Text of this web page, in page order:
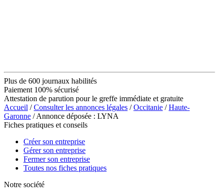
Plus de 600 journaux habilités
Paiement 100% sécurisé
Attestation de parution pour le greffe immédiate et gratuite
Accueil /Consulter les annonces légales /Occitanie /Haute-
Garonne / Annonce déposée : LYNA
Fiches pratiques et conseils
Créer son entreprise
Gérer son entreprise
Fermer son entreprise
Toutes nos fiches pratiques
Notre société